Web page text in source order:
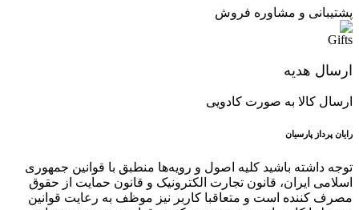
پشتیبانی و مشاوره فروش
ارسال هدیه
ارسال کالا به صورت کادویی
رایان پرداز پارسیان
توجه داشته باشید کلیه اصول و رویه‏‌ها منطبق با قوانین جمهوری
اسلامی ایران، قانون تجارت الکترونیک و قانون حمایت از حقوق
مصرف کننده است و متعاقبا کاربر نیز موظف به رعایت قوانین